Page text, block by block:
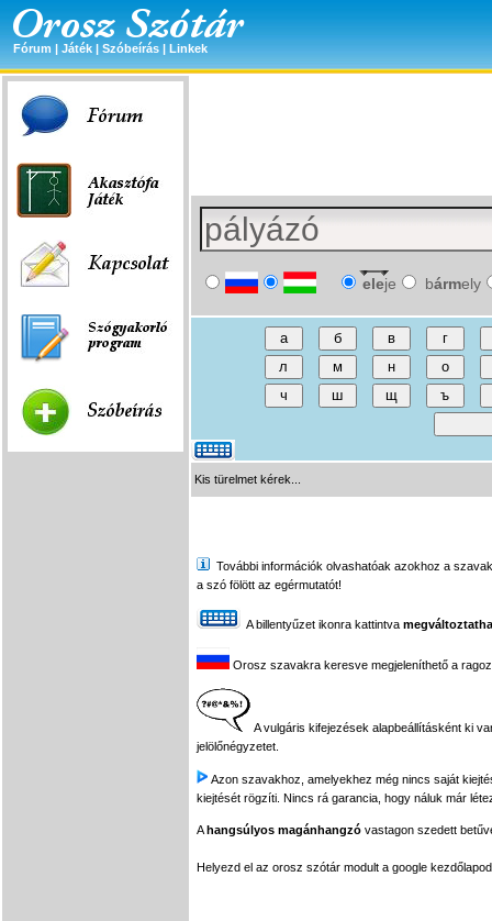
Fórum | Játék | Szóbeírás | Linkek
eleje bármely
Kis türelmet kérek...
További információk olvashatóak azokhoz a
a szó fölött az egérmutatót!
A billentyűzet ikonra kattintva
Orosz szavakra keresve megjeleníthető a
A vulgáris kifejezések alapbeállításként ki
jelölőnégyzetet.
Azon szavakhoz, amelyekhez még nincs saját
kiejtését rögzíti. Nincs rá garancia, hogy náluk már
Ahangsúlyos magánhangzó vastagon szedett
Helyezd el az orosz szótár modult a google